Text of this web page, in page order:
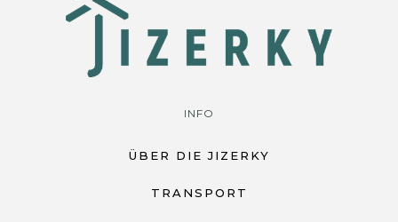
INFO
ÜBER DIE JIZERKY
TRANSPORT